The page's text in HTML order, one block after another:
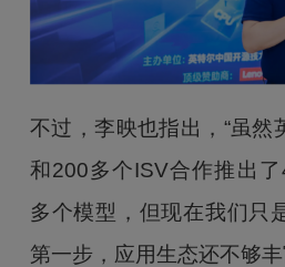
不过，李映也指出，“虽然
和200多个ISV合作推出
多个模型，但现在我们只
第一步，应用生态还不够丰